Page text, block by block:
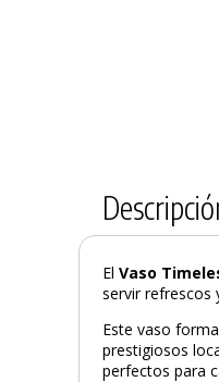
ElVaso
servir refrescos
Este vaso
prestigiosos
perfectos para